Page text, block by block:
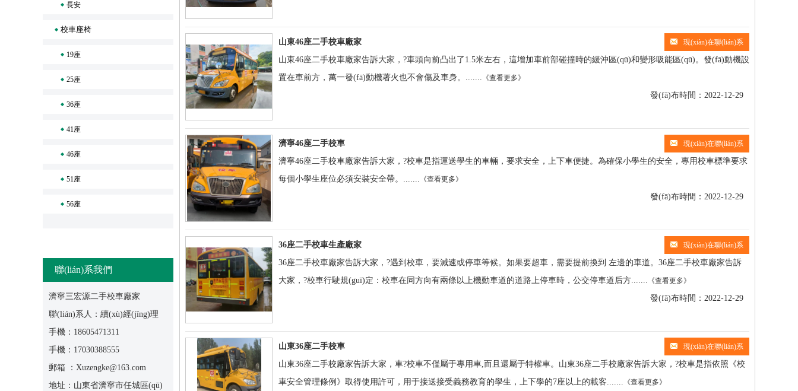
長安
校車座椅
19座
25座
36座
41座
46座
51座
56座
聯(lián)系我們
濟寧三宏源二手校車廠家
聯(lián)系人：續(xù)經(jīng)理
手機：18605471311
手機：17030388555
郵箱 ：Xuzengke@163.com
地址：山東省濟寧市任城區(qū)
現(xiàn)在聯(lián)系
山東46座二手校車廠家
山東46座二手校車廠家告訴大家，?車頭向前凸出了1.5米左右，這增加車前部碰撞時的緩沖區(qū)和變形吸能區(qū)。發(fā)動機設
置在車前方，萬一發(fā)動機著火也不會傷及車身。....... 《查看更多》
發(fā)布時間：2022-12-29
現(xiàn)在聯(lián)系
濟寧46座二手校車
濟寧46座二手校車廠家告訴大家，?校車是指運送學生的車輛，要求安全，上下車便捷。為確保小學生的安全，專用校車標準要求
每個小學生座位必須安裝安全帶。....... 《查看更多》
發(fā)布時間：2022-12-29
現(xiàn)在聯(lián)系
36座二手校車生產廠家
36座二手校車廠家告訴大家，?遇到校車，要減速或停車等候。如果要超車，需要提前換到 左邊的車道。36座二手校車廠家告訴
大家，?校車行駛規(guī)定：校車在同方向有兩條以上機動車道的道路上停車時，公交停車道后方....... 《查看更多》
發(fā)布時間：2022-12-29
現(xiàn)在聯(lián)系
山東36座二手校車
山東36座二手校廠家告訴大家，車?校車不僅屬于專用車,而且還屬于特權車。山東36座二手校廠家告訴大家，?校車是指依照《校
車安全管理條例》取得使用許可，用于接送接受義務教育的學生，上下學的7座以上的載客....... 《查看更多》